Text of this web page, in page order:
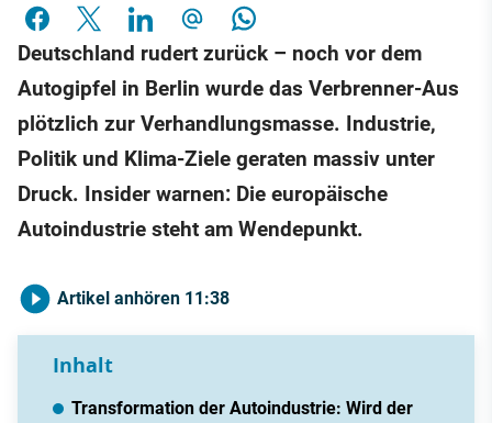
Deutschland rudert zurück – noch vor dem
Autogipfel in Berlin wurde das Verbrenner-Aus
plötzlich zur Verhandlungsmasse. Industrie,
Politik und Klima-Ziele geraten massiv unter
Druck. Insider warnen: Die europäische
Autoindustrie steht am Wendepunkt.
Artikel anhören 11:38
Inhalt
Transformation der Autoindustrie: Wird der